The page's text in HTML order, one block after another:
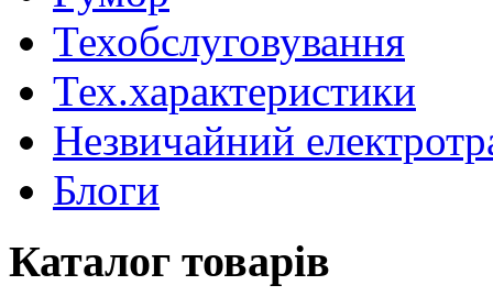
Техобслуговування
Тех.характеристики
Незвичайний
Блоги
Каталог товарів